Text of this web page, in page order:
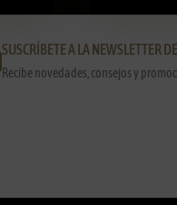
SUSCRÍBETE A LA NEWSLETTER
Recibe novedades, consejos y